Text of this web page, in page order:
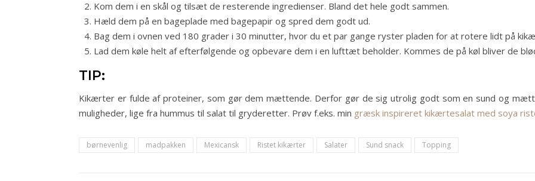
Kom dem i en skål og tilsæt de resterende ingredienser. Bland det hele godt sammen.
Hæld dem på en bageplade med bagepapir og spred dem godt ud.
Bag dem i ovnen ved 180 grader i 30 minutter, hvor du et par gange ryster pladen for at rotere lidt på
Lad dem køle helt af efterfølgende og opbevare dem i en lufttæt beholder. Kommes de på køl bliver de
TIP:
Kikærter er fulde af proteiner, som gør dem mættende. Derfor gør de sig utrolig godt som en sund og
muligheder, lige fra hummus til salat til gryderetter. Prøv f.eks. min græsk inspireret kikærtesalat med soya
børnevenlig madpakken Mexicansk Ristet kikærter Salater Sund snack Topping